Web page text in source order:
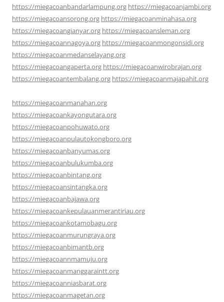
https://miegacoanbandarlampung.org https://miegacoanjambi.org
https://miegacoansorong.org https://miegacoanminahasa.org
https://miegacoangianyar.org https://miegacoansleman.org
https://miegacoannagoya.org https://miegacoanmongonsidi.org
https://miegacoanmedanselayang.org
https://miegacoangaperta.org https://miegacoanwirobrajan.org
https://miegacoantembalang.org https://miegacoanmajapahit.org
https://miegacoanmanahan.org
https://miegacoankayongutara.org
https://miegacoanpohuwato.org
https://miegacoanpulautokongboro.org
https://miegacoanbanyumas.org
https://miegacoanbulukumba.org
https://miegacoanbintang.org
https://miegacoansintangka.org
https://miegacoanbajawa.org
https://miegacoankepulauanmerantiriau.org
https://miegacoankotamobagu.org
https://miegacoanmurungraya.org
https://miegacoanbimantb.org
https://miegacoannmamuju.org
https://miegacoanmanggaraintt.org
https://miegacoanniasbarat.org
https://miegacoanmagetan.org